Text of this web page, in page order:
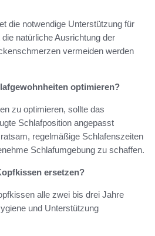
die notwendige Unterstützung für
natürliche Ausrichtung der
vermeiden werden
optimieren?
zu optimieren, sollte das
Schlafposition angepasst
regelmäßige Schlafenszeiten
Schlafumgebung zu schaffen.
ersetzen?
alle zwei bis drei Jahre
und Unterstützung